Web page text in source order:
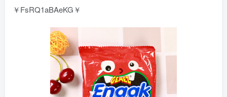
￥FsRQ1aBAeKG￥